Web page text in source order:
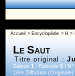
Accueil > Encyclopédie > H >
Le Saut
Titre original :
Saison1 - Episode5 |
1ère Diffusion